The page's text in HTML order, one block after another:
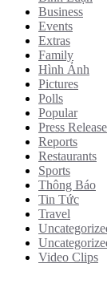
Business
Events
Extras
Family
Hình Ảnh
Pictures
Polls
Popular
Press
Reports
Restaurants
Sports
Thông Báo
Tin Tức
Travel
Video Clips